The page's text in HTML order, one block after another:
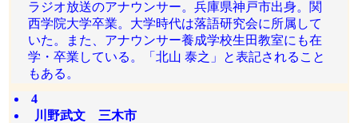
ラジオ放送のアナウンサー。兵庫県神戸市出身。関
西学院大学卒業。大学時代は落語研究会に所属して
いた。また、アナウンサー養成学校生田教室にも在
学・卒業している。「北山 泰之」と表記されること
もある。
4
川野武文 三木市